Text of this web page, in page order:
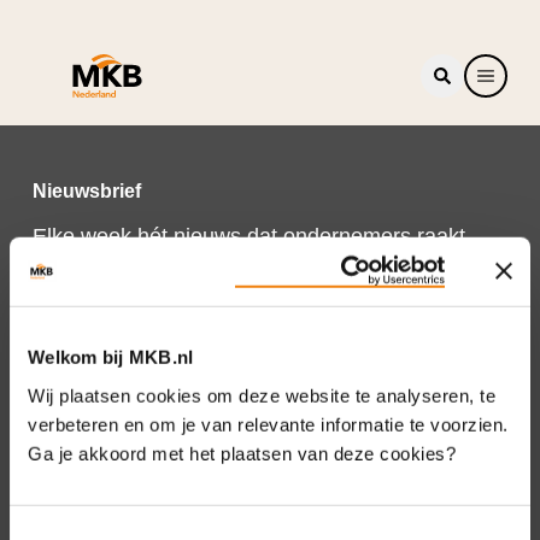
Welkom bij MKB.nl
Wij plaatsen cookies om deze website te analyseren, te
verbeteren en om je van relevante informatie te voorzien.
Ga je akkoord met het plaatsen van deze cookies?
Nieuwsbrief
Elke week hét nieuws dat ondernemers raakt.
Schrijf je nu in voor de MKB-Nederland
nieuwsbrief.
Schrijf je in
Direct naar
Over ons